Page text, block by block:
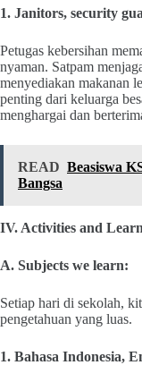
1. Janitors, security
Petugas kebersihan
nyaman. Satpam
menyediakan makanan
penting dari keluarga
menghargai dan
READ Beasiswa
Bangsa
IV. Activities and
A. Subjects we learn:
Setiap hari di sekolah,
pengetahuan yang luas.
1. Bahasa Indonesia,